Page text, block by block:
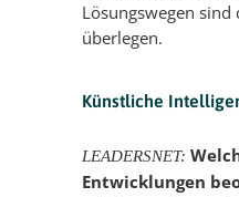
Lösungswegen sind
überlegen.
Künstliche
LEADERSNET:
Entwicklungen